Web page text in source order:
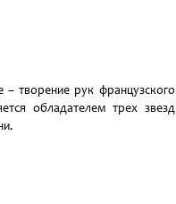
творение рук французского
обладателем трех звезд